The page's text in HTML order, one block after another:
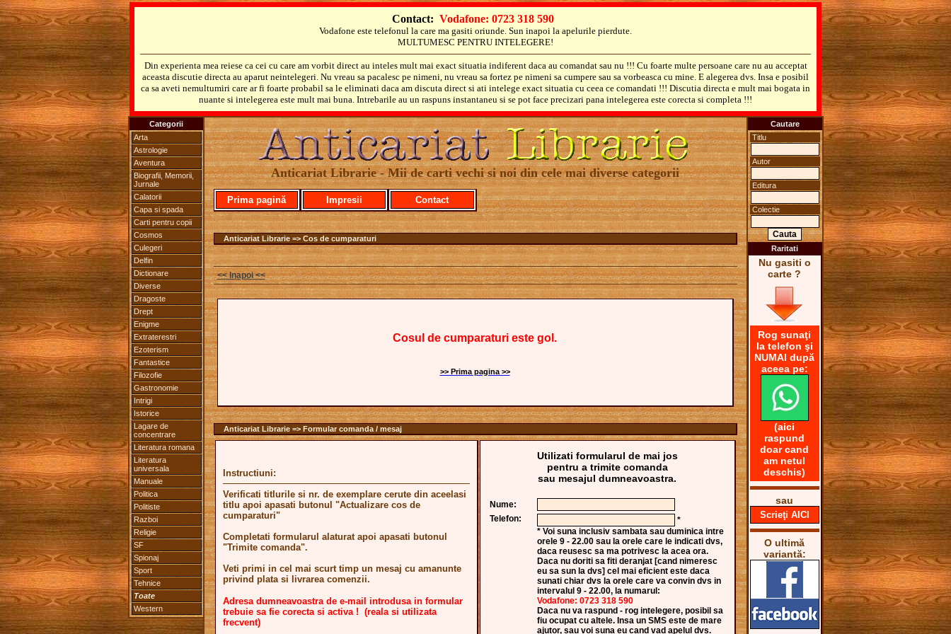
Contact: Vodafone: 0723 318 590
Vodafone este telefonul la care ma gasiti oriunde. Sun inapoi la apelurile pierdute.
MULTUMESC PENTRU INTELEGERE!
Din experienta mea reiese ca cei cu care am vorbit direct au inteles mult mai exact situatia indiferent daca au comandat sau nu !!! Cu foarte multe persoane care nu au acceptat
aceasta discutie directa au aparut neintelegeri. Nu vreau sa pacalesc pe nimeni, nu vreau sa fortez pe nimeni sa cumpere sau sa vorbeasca cu mine. E alegerea dvs. Insa e posibil
ca sa aveti nemultumiri care ar fi foarte probabil sa le eliminati daca am discuta direct si ati intelege exact situatia cu ceea ce comandati !!! Discutia directa e mult mai bogata in
nuante si intelegerea este mult mai buna. Intrebarile au un raspuns instantaneu si se pot face precizari pana intelegerea este corecta si completa !!!
Categorii
Arta
Astrologie
Aventura
Biografii, Memorii,
Jurnale
Calatorii
Capa si spada
Carti pentru copii
Cosmos
Culegeri
Delfin
Dictionare
Diverse
Dragoste
Drept
Enigme
Extraterestri
Ezoterism
Fantastice
Filozofie
Gastronomie
Intrigi
Istorice
Lagare de
concentrare
Literatura romana
Literatura
universala
Manuale
Politica
Politiste
Razboi
Religie
SF
Spionaj
Sport
Tehnice
Toate
Western
Anticariat Librarie - Mii de carti vechi si noi din cele mai diverse categorii
Prima pagină Impresii Contact
Anticariat Librarie => Cos de cumparaturi
<< Inapoi <<
Cosul de cumparaturi este gol.
>> Prima pagina >>
Anticariat Librarie => Formular comanda / mesaj
Instructiuni:
Verificati titlurile si nr. de exemplare cerute din aceelasi
titlu apoi apasati butonul "Actualizare cos de
cumparaturi"
Completati formularul alaturat apoi apasati butonul
"Trimite comanda".
Veti primi in cel mai scurt timp un mesaj cu amanunte
privind plata si livrarea comenzii.
Adresa dumneavoastra de e-mail introdusa in formular
trebuie sa fie corecta si activa ! (reala si utilizata
frecvent)
Utilizati formularul de mai jos
pentru a trimite comanda
sau mesajul dumneavoastra.
Nume:
Telefon:
*
* Voi suna inclusiv sambata sau duminica intre
orele 9 - 22.00 sau la orele care le indicati dvs,
daca reusesc sa ma potrivesc la acea ora.
Daca nu doriti sa fiti deranjat [cand nimeresc
eu sa sun la dvs] cel mai eficient este daca
sunati chiar dvs la orele care va convin dvs in
intervalul 9 - 22.00, la numarul:
Vodafone: 0723 318 590
Daca nu va raspund - rog intelegere, posibil sa
fiu ocupat cu altele. Insa un SMS este de mare
ajutor, sau voi suna eu cand vad apelul dvs.
Cautare
Titlu
Autor
Editura
Colectie
Raritati
Nu gasiti o
carte ?
Rog sunaţi
la telefon şi
NUMAI după
aceea pe:
(aici
raspund
doar cand
am netul
deschis)
sau
Scrieţi AICI
O ultimă
variantă: